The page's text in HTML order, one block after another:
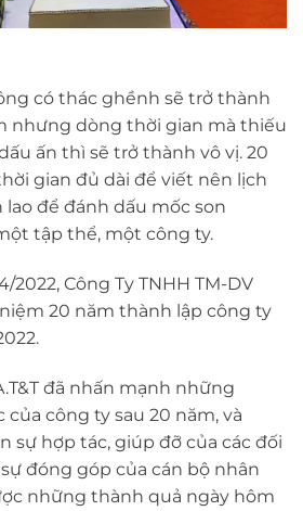
có thác ghềnh sẽ trở thành
nhưng dòng thời gian mà thiếu
ấn thì sẽ trở thành vô vị. 20
gian đủ dài để viết nên lịch
lao để đánh dấu mốc son
tập thể, một công ty.
2022, Công Ty TNHH TM-DV
20 năm thành lập công ty
đã nhấn mạnh những
công ty sau 20 năm, và
sự hợp tác, giúp đỡ của các đối
đóng góp của cán bộ nhân
những thành quả ngày hôm